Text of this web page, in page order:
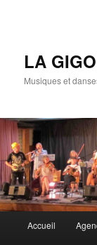
LA
Musiques et
Aller au
Aller au
Accueil